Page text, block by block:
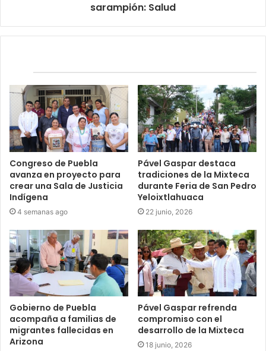
sarampión: Salud
Congreso de Puebla
avanza en proyecto para
crear una Sala de Justicia
Indígena
4 semanas ago
Pável Gaspar destaca
tradiciones de la Mixteca
durante Feria de San Pedro
Yeloixtlahuaca
22 junio, 2026
Gobierno de Puebla
acompaña a familias de
migrantes fallecidas en
Arizona
Pável Gaspar refrenda
compromiso con el
desarrollo de la Mixteca
18 junio, 2026